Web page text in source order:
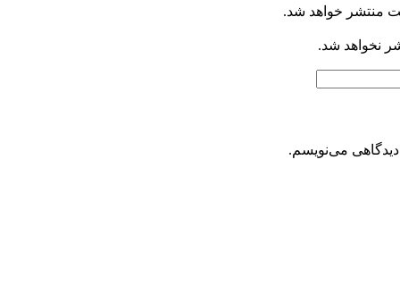
منتشر خواهد شد.
نخواهد شد.
دیدگاهی می‌نویسم.